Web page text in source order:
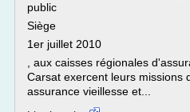
public
Siège
1er juillet 2010
, aux caisses régionales
Carsat exercent leurs missions
assurance vieillesse et...